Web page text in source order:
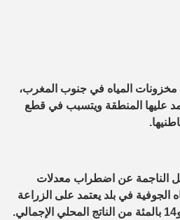
المياه في جنوب المغرب،
عليها المنطقة ويتسبب في قطع
الناجمة عن اضطراب معدلات
في بلد يعتمد على الزراعة